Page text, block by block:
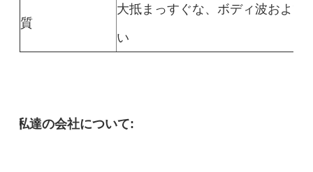
質
大抵まっすぐな、ボディ波および
い
私達の会社について: